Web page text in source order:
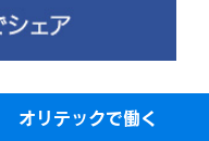
オリテックで働く